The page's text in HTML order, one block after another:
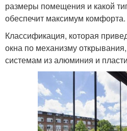
размеры помещения и какой
обеспечит максимум комфорта.
Классификация, которая
окна по механизму
системам из алюминия и